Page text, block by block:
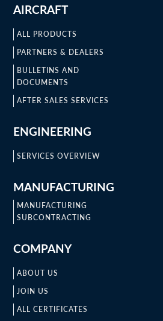
AIRCRAFT
ALL PRODUCTS
PARTNERS & DEALERS
BULLETINS AND
DOCUMENTS
AFTER SALES SERVICES
ENGINEERING
SERVICES OVERVIEW
MANUFACTURING
MANUFACTURING
SUBCONTRACTING
COMPANY
ABOUT US
JOIN US
ALL CERTIFICATES